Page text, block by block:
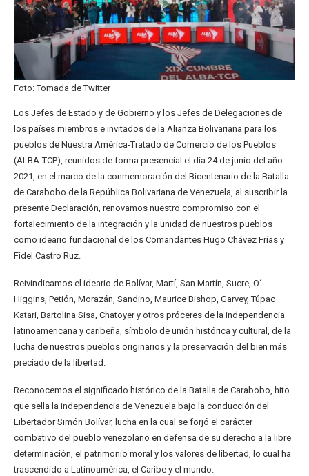
Foto: Tomada de Twitter
Los Jefes de Estado y de Gobierno y los Jefes de Delegaciones de
los países miembros e invitados de la Alianza Bolivariana para los
pueblos de Nuestra América-Tratado de Comercio de los Pueblos
(ALBA-TCP), reunidos de forma presencial el día 24 de junio del año
2021, en el marco de la conmemoración del Bicentenario de la Batalla
de Carabobo de la República Bolivariana de Venezuela, al suscribir la
presente Declaración, renovamos nuestro compromiso con el
fortalecimiento de la integración y la unidad de nuestros pueblos
como ideario fundacional de los Comandantes Hugo Chávez Frías y
Fidel Castro Ruz.
Reivindicamos el ideario de Bolívar, Martí, San Martín, Sucre, O´
Higgins, Petión, Morazán, Sandino, Maurice Bishop, Garvey, Túpac
Katari, Bartolina Sisa, Chatoyer y otros próceres de la independencia
latinoamericana y caribeña, símbolo de unión histórica y cultural, de la
lucha de nuestros pueblos originarios y la preservación del bien más
preciado de la libertad.
Reconocemos el significado histórico de la Batalla de Carabobo, hito
que sella la independencia de Venezuela bajo la conducción del
Libertador Simón Bolívar, lucha en la cual se forjó el carácter
combativo del pueblo venezolano en defensa de su derecho a la libre
determinación, el patrimonio moral y los valores de libertad, lo cual ha
trascendido a Latinoamérica, el Caribe y el mundo.